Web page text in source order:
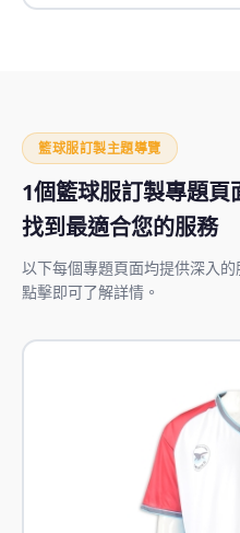
籃球服訂製主題導覽
1個籃球服訂製專題頁
找到最適合您的服務
以下每個專題頁面均提供深入
點擊即可了解詳情。